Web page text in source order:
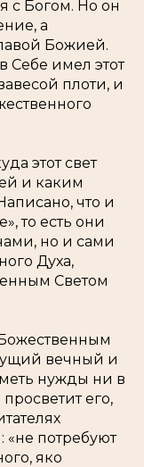
с Богом. Но он
а
Божией.
Себе имел этот
плоти, и
этот свет
и каким
что и
то есть они
но и сами
Духа,
Светом
вечный и
нужды ни в
его,
«не потребуют
яко